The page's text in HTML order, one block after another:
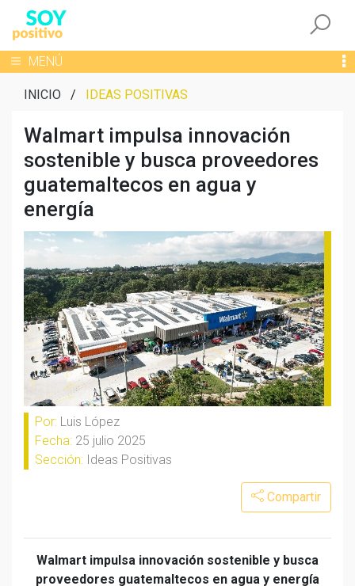
Toggle navigation
MENÚ
INICIO / IDEAS POSITIVAS
Walmart impulsa innovación
sostenible y busca proveedores
guatemaltecos en agua y
energía
Por: Luis López
Fecha: 25 julio 2025
Sección: Ideas Positivas
Compartir
Walmart impulsa innovación sostenible y busca
proveedores guatemaltecos en agua y energía